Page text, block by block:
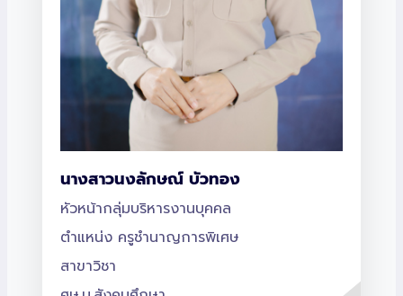
นางสาวนงลักษณ์ บัวทอง
หัวหน้ากลุ่มบริหารงานบุคคล
ตำแหน่ง ครูชำนาญการพิเศษ
สาขาวิชา